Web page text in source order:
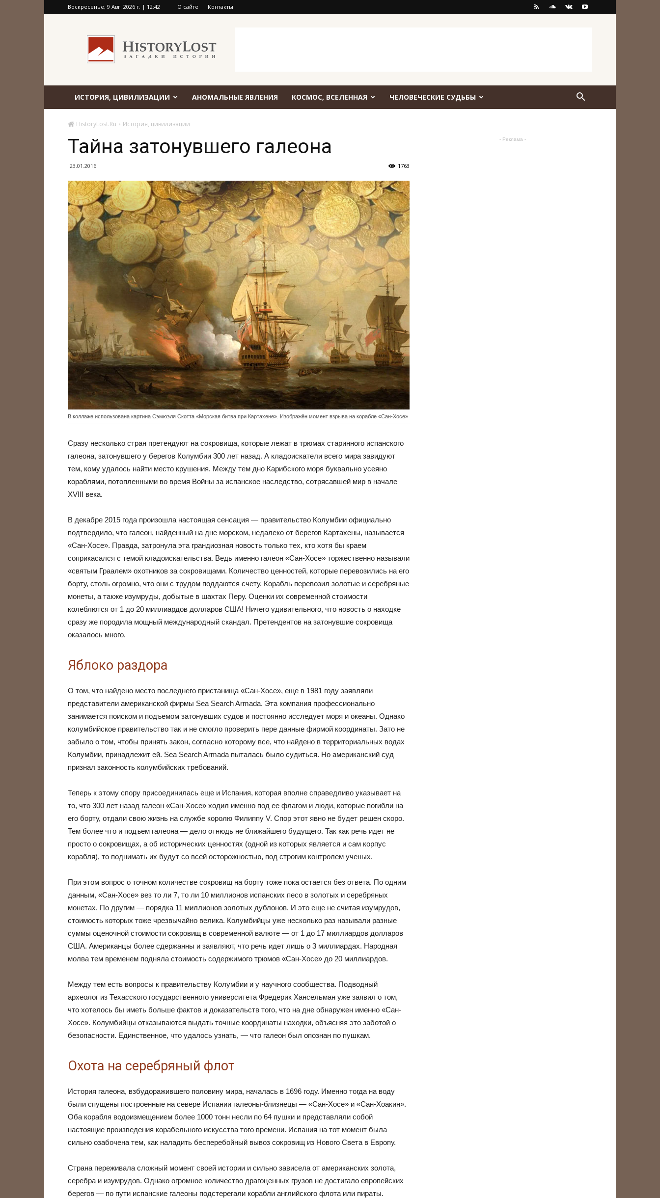
Воскресенье, 9 Авг. 2026 г. | 12:42 О сайте Контакты
ИСТОРИЯ, ЦИВИЛИЗАЦИИ АНОМАЛЬНЫЕ ЯВЛЕНИЯ КОСМОС, ВСЕЛЕННАЯ ЧЕЛОВЕЧЕСКИЕ СУДЬБЫ
HistoryLost.Ru История, цивилизации
Тайна затонувшего галеона
23.01.2016 1763
В коллаже использована картина Сэмюэля Скотта «Морская битва при Картахене». Изображён момент взрыва на корабле «Сан-Хосе»
Сразу несколько стран претендуют на сокровища, которые лежат в трюмах старинного испанского
галеона, затонувшего у берегов Колумбии 300 лет назад. А кладоискатели всего мира завидуют
тем, кому удалось найти место крушения. Между тем дно Карибского моря буквально усеяно
кораблями, потопленными во время Войны за испанское наследство, сотрясавшей мир в начале
XVIII века.
В декабре 2015 года произошла настоящая сенсация — правительство Колумбии официально
подтвердило, что галеон, найденный на дне морском, недалеко от берегов Картахены, называется
«Сан-Хосе». Правда, затронула эта грандиозная новость только тех, кто хотя бы краем
соприкасался с темой кладоискательства. Ведь именно галеон «Сан-Хосе» торжественно называли
«святым Граалем» охотников за сокровищами. Количество ценностей, которые перевозились на его
борту, столь огромно, что они с трудом поддаются счету. Корабль перевозил золотые и серебряные
монеты, а также изумруды, добытые в шахтах Перу. Оценки их современной стоимости
колеблются от 1 до 20 миллиардов долларов США! Ничего удивительного, что новость о находке
сразу же породила мощный международный скандал. Претендентов на затонувшие сокровища
оказалось много.
Яблоко раздора
О том, что найдено место последнего пристанища «Сан-Хосе», еще в 1981 году заявляли
представители американской фирмы Sea Search Armada. Эта компания профессионально
занимается поиском и подъемом затонувших судов и постоянно исследует моря и океаны. Однако
колумбийское правительство так и не смогло проверить пере данные фирмой координаты. Зато не
забыло о том, чтобы принять закон, согласно которому все, что найдено в территориальных водах
Колумбии, принадлежит ей. Sea Search Armada пыталась было судиться. Но американский суд
признал законность колумбийских требований.
Теперь к этому спору присоединилась еще и Испания, которая вполне справедливо указывает на
то, что 300 лет назад галеон «Сан-Хосе» ходил именно под ее флагом и люди, которые погибли на
его борту, отдали свою жизнь на службе королю Филиппу V. Спор этот явно не будет решен скоро.
Тем более что и подъем галеона — дело отнюдь не ближайшего будущего. Так как речь идет не
просто о сокровищах, а об исторических ценностях (одной из которых является и сам корпус
корабля), то поднимать их будут со всей осторожностью, под строгим контролем ученых.
При этом вопрос о точном количестве сокровищ на борту тоже пока остается без ответа. По одним
данным, «Сан-Хосе» вез то ли 7, то ли 10 миллионов испанских песо в золотых и серебряных
монетах. По другим — порядка 11 миллионов золотых дублонов. И это еще не считая изумрудов,
стоимость которых тоже чрезвычайно велика. Колумбийцы уже несколько раз называли разные
суммы оценочной стоимости сокровищ в современной валюте — от 1 до 17 миллиардов долларов
США. Американцы более сдержанны и заявляют, что речь идет лишь о 3 миллиардах. Народная
молва тем временем подняла стоимость содержимого трюмов «Сан-Хосе» до 20 миллиардов.
Между тем есть вопросы к правительству Колумбии и у научного сообщества. Подводный
археолог из Техасского государственного университета Фредерик Хансельман уже заявил о том,
что хотелось бы иметь больше фактов и доказательств того, что на дне обнаружен именно «Сан-
Хосе». Колумбийцы отказываются выдать точные координаты находки, объясняя это заботой о
безопасности. Единственное, что удалось узнать, — что галеон был опознан по пушкам.
Охота на серебряный флот
История галеона, взбудоражившего половину мира, началась в 1696 году. Именно тогда на воду
были спущены построенные на севере Испании галеоны-близнецы — «Сан-Хосе» и «Сан-Хоакин».
Оба корабля водоизмещением более 1000 тонн несли по 64 пушки и представляли собой
настоящие произведения корабельного искусства того времени. Испания на тот момент была
сильно озабочена тем, как наладить бесперебойный вывоз сокровищ из Нового Света в Европу.
Страна переживала сложный момент своей истории и сильно зависела от американских золота,
серебра и изумрудов. Однако огромное количество драгоценных грузов не достигало европейских
берегов — по пути испанские галеоны подстерегали корабли английского флота или пираты.
- Реклама -